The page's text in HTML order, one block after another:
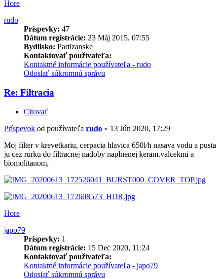
Hore
rudo
Príspevky: 47
Dátum registrácie: 23 Máj 2015, 07:55
Bydlisko: Partizanske
Kontaktovať používateľa:
Kontaktné informácie používateľa - rudo
Odoslať súkromnú správu
Re: Filtracia
Citovať
Príspevok od používateľa rudo » 13 Jún 2020, 17:29
Moj filter v krevetkariu, cerpacia hlavica 650l/h nasava vodu a pusta
ju cez rurku do filtracnej nadoby naplnenej keram.valcekmi a
biomolitanom,
Hore
japo79
Príspevky: 1
Dátum registrácie: 15 Dec 2020, 11:24
Kontaktovať používateľa:
Kontaktné informácie používateľa - japo79
Odoslať súkromnú správu